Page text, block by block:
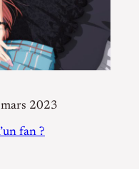
2023
fan ?